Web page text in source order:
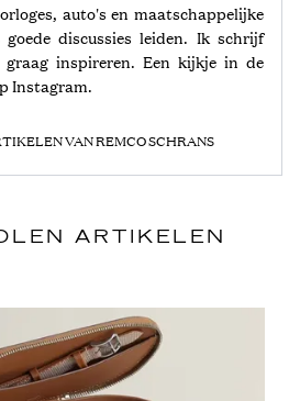
auto's en maatschappelijke
discussies leiden. Ik schrijf
inspireren. Een kijkje in de
Instagram.
VAN REMCO SCHRANS
ARTIKELEN